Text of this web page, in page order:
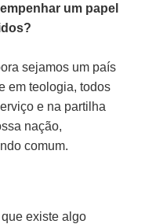
um papel
sejamos um país
em teologia, todos
e na partilha
nação,
comum.
existe algo